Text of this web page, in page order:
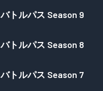
バトルパス Season 9
バトルパス Season 8
バトルパス Season 7